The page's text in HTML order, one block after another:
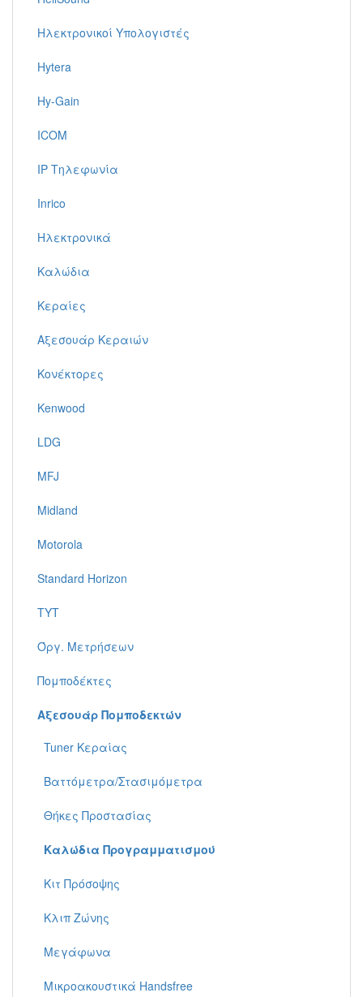
Ηλεκτρονικοί Υπολογιστές
Hytera
Hy-Gain
ICOM
IP Τηλεφωνία
Inrico
Ηλεκτρονικά
Καλώδια
Κεραίες
Αξεσουάρ Κεραιών
Κονέκτορες
Kenwood
LDG
MFJ
Midland
Motorola
Standard Horizon
TYT
Όργ. Μετρήσεων
Πομποδέκτες
Αξεσουάρ Πομποδεκτών
Tuner Κεραίας
Βαττόμετρα/Στασιμόμετρα
Θήκες Προστασίας
Καλώδια Προγραμματισμού
Κιτ Πρόσοψης
Κλιπ Ζώνης
Μεγάφωνα
Μικροακουστικά Handsfree